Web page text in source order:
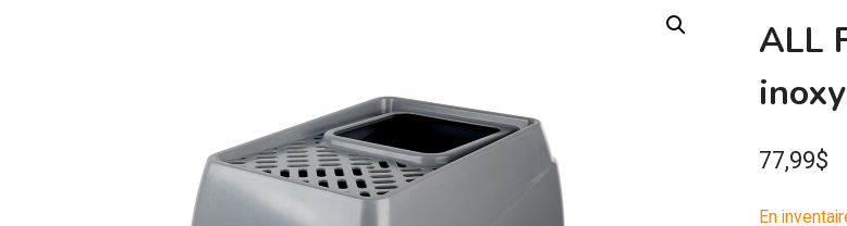
ALL
77,99$
En